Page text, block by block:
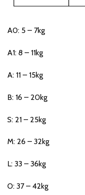
A0: 5 – 7kg
A1: 8 – 11kg
A: 11 – 15kg
B: 16 – 20kg
S: 21 – 25kg
M: 26 – 32kg
L: 33 – 36kg
O: 37 – 42kg